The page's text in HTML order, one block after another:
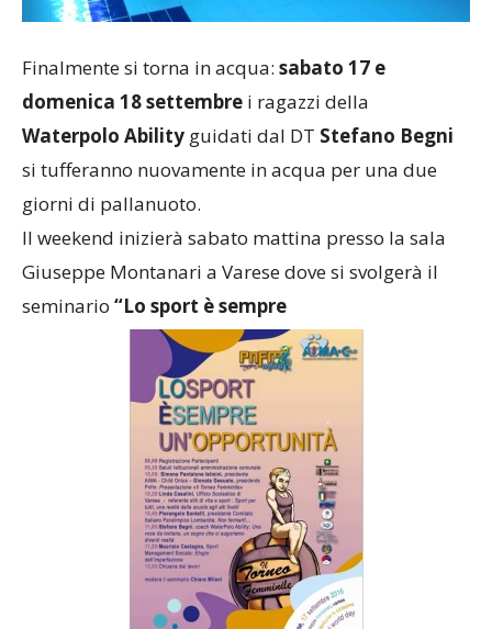
Finalmente si torna in acqua: sabato 17 e
domenica 18 settembre i ragazzi della
Waterpolo Ability guidati dal DT Stefano Begni
si tufferanno nuovamente in acqua per una due
giorni di pallanuoto.
Il weekend inizierà sabato mattina presso la sala
Giuseppe Montanari a Varese dove si svolgerà il
seminario “Lo sport è sempre